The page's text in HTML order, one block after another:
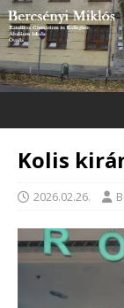
Kolis
2026.02.26.